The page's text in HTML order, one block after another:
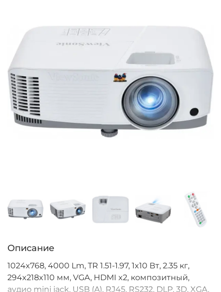
Описание
1024x768, 4000 Lm, TR 1.51-1.97, 1x10 Вт, 2.35 кг,
294x218x110 мм, VGA, HDMI x2, композитный,
аудио mini jack, USB (A), RJ45, RS232, DLP, 3D, XGA,